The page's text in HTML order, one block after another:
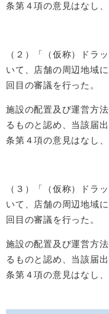
条第４項の意見はなし
（２）「（仮称）ドラ
いて、店舗の周辺地域
回目の審議を行った。
施設の配置及び運営方
るものと認め、当該届
条第４項の意見はなし
（３）「（仮称）ドラ
いて、店舗の周辺地域
回目の審議を行った。
施設の配置及び運営方
るものと認め、当該届
条第４項の意見はなし